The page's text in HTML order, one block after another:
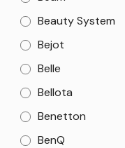
Beauty System
Bejot
Belle
Bellota
Benetton
BenQ